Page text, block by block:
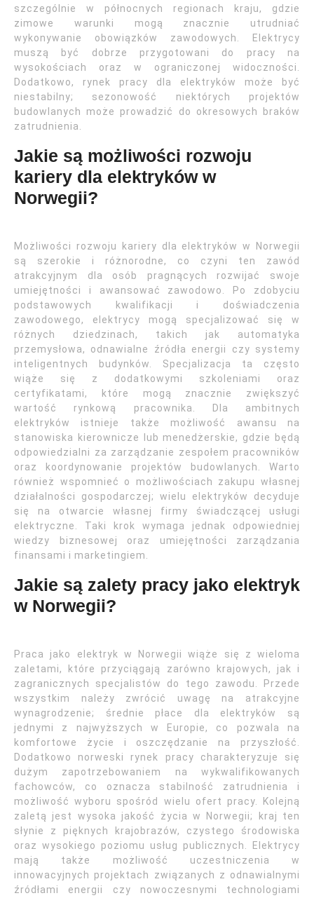
szczególnie w północnych regionach kraju, gdzie
zimowe warunki mogą znacznie utrudniać
wykonywanie obowiązków zawodowych. Elektrycy
muszą być dobrze przygotowani do pracy na
wysokościach oraz w ograniczonej widoczności.
Dodatkowo, rynek pracy dla elektryków może być
niestabilny; sezonowość niektórych projektów
budowlanych może prowadzić do okresowych braków
zatrudnienia.
Jakie są możliwości rozwoju
kariery dla elektryków w
Norwegii?
Możliwości rozwoju kariery dla elektryków w Norwegii
są szerokie i różnorodne, co czyni ten zawód
atrakcyjnym dla osób pragnących rozwijać swoje
umiejętności i awansować zawodowo. Po zdobyciu
podstawowych kwalifikacji i doświadczenia
zawodowego, elektrycy mogą specjalizować się w
różnych dziedzinach, takich jak automatyka
przemysłowa, odnawialne źródła energii czy systemy
inteligentnych budynków. Specjalizacja ta często
wiąże się z dodatkowymi szkoleniami oraz
certyfikatami, które mogą znacznie zwiększyć
wartość rynkową pracownika. Dla ambitnych
elektryków istnieje także możliwość awansu na
stanowiska kierownicze lub menedżerskie, gdzie będą
odpowiedzialni za zarządzanie zespołem pracowników
oraz koordynowanie projektów budowlanych. Warto
również wspomnieć o możliwościach zakupu własnej
działalności gospodarczej; wielu elektryków decyduje
się na otwarcie własnej firmy świadczącej usługi
elektryczne. Taki krok wymaga jednak odpowiedniej
wiedzy biznesowej oraz umiejętności zarządzania
finansami i marketingiem.
Jakie są zalety pracy jako elektryk
w Norwegii?
Praca jako elektryk w Norwegii wiąże się z wieloma
zaletami, które przyciągają zarówno krajowych, jak i
zagranicznych specjalistów do tego zawodu. Przede
wszystkim należy zwrócić uwagę na atrakcyjne
wynagrodzenie; średnie płace dla elektryków są
jednymi z najwyższych w Europie, co pozwala na
komfortowe życie i oszczędzanie na przyszłość.
Dodatkowo norweski rynek pracy charakteryzuje się
dużym zapotrzebowaniem na wykwalifikowanych
fachowców, co oznacza stabilność zatrudnienia i
możliwość wyboru spośród wielu ofert pracy. Kolejną
zaletą jest wysoka jakość życia w Norwegii; kraj ten
słynie z pięknych krajobrazów, czystego środowiska
oraz wysokiego poziomu usług publicznych. Elektrycy
mają także możliwość uczestniczenia w
innowacyjnych projektach związanych z odnawialnymi
źródłami energii czy nowoczesnymi technologiami